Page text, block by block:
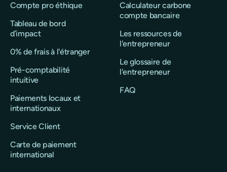
Compte pro éthique
Tableau de bord
d’impact
0% de frais à l'étranger
Pré-comptabilité
intuitive
Paiements locaux et
internationaux
Service Client
Carte de paiement
international
Calculateur carbone
compte bancaire
Les ressources de
l'entrepreneur
Le glossaire de
l'entrepreneur
FAQ